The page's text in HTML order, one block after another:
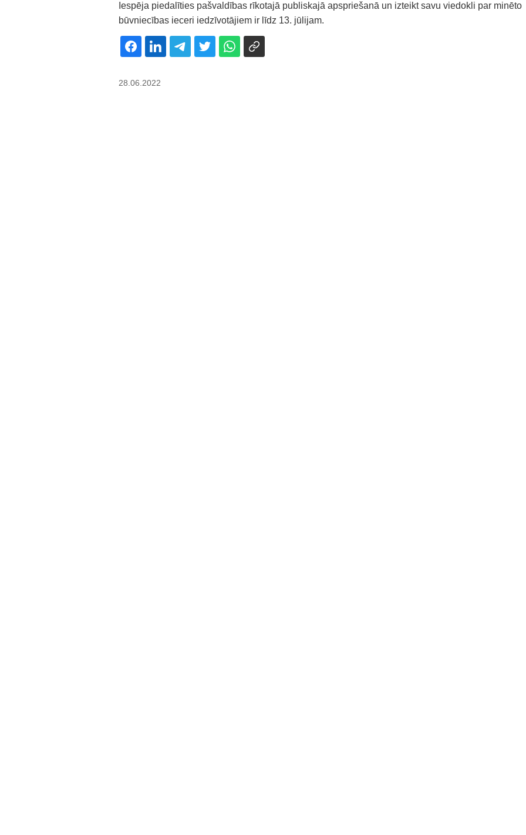
Iespēja piedalīties pašvaldības rīkotajā publiskajā apspriešanā un izteikt savu viedokli par minēto
būvniecības ieceri iedzīvotājiem ir līdz 13. jūlijam.
28.06.2022